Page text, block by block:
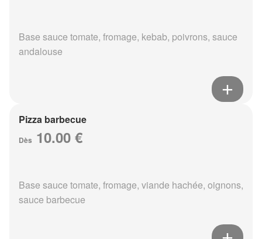
Base sauce tomate, fromage, kebab, poivrons, sauce
andalouse
Pizza barbecue
Dès 10.00 €
Base sauce tomate, fromage, viande hachée, oignons,
sauce barbecue